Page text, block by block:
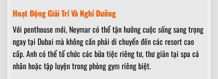
Hoạt Động Giải Trí Và Nghỉ Dưỡng
Với penthouse mới, Neymar có thể tận hưởng cuộc sống sang trọng
ngay tại Dubai mà không cần phải di chuyển đến các resort cao
cấp. Anh có thể tổ chức các bữa tiệc riêng tư, thư giãn tại spa cá
nhân hoặc tập luyện trong phòng gym riêng biệt.